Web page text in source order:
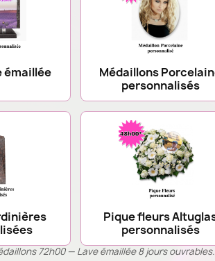
émaillée
Médaillons
personnalisés
Pique fleurs
personnalisés
72h00 — Lave émaillée 8 jours ouvrables.